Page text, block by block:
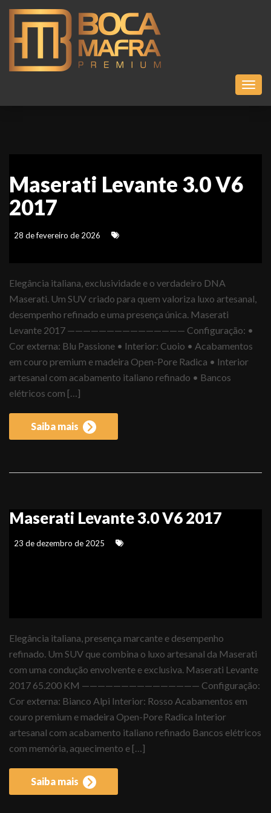
Maserati Levante 3.0 V6
2017
28 de fevereiro de 2026
Elegância italiana, exclusividade e o verdadeiro DNA
Maserati. Um SUV criado para quem valoriza luxo artesanal,
desempenho refinado e uma presença única. Maserati
Levante 2017 ——————————————— Configuração: •
Cor externa: Blu Passione • Interior: Cuoio • Acabamentos
em couro premium e madeira Open-Pore Radica • Interior
artesanal com acabamento italiano refinado • Bancos
elétricos com […]
Saiba mais
Maserati Levante 3.0 V6 2017
23 de dezembro de 2025
Elegância italiana, presença marcante e desempenho
refinado. Um SUV que combina o luxo artesanal da Maserati
com uma condução envolvente e exclusiva. Maserati Levante
2017 65.200 KM ——————————————— Configuração:
Cor externa: Bianco Alpi Interior: Rosso Acabamentos em
couro premium e madeira Open-Pore Radica Interior
artesanal com acabamento italiano refinado Bancos elétricos
com memória, aquecimento e […]
Saiba mais